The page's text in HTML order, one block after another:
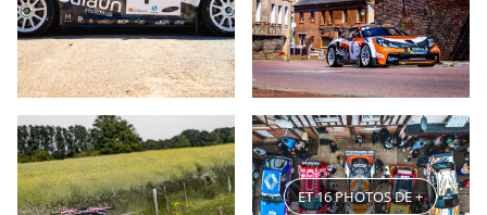
ET 16 PHOTOS DE +